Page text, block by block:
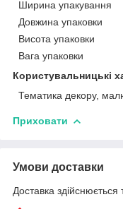
Ширина упакування
Довжина упаковки
Висота упаковки
Вага упаковки
Користувальницькі
Тематика декору,
Приховати
Умови доставки
Доставка здійснюється